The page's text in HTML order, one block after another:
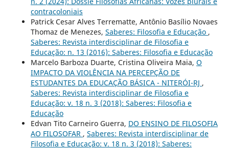
contracoloniais
Patrick Cesar Alves Terrematte, Antônio Basílio Novaes
Thomaz de Menezes, Saberes: Filosofia e Educação ,
Saberes: Revista interdisciplinar de Filosofia e
Educação: n. 13 (2016): Saberes: Filosofia e Educação
Marcelo Barboza Duarte, Cristina Oliveira Maia, O
IMPACTO DA VIOLÊNCIA NA PERCEPÇÃO DE
ESTUDANTES DA EDUCAÇÃO BÁSICA - NITERÓI-RJ ,
Saberes: Revista interdisciplinar de Filosofia e
Educação: v. 18 n. 3 (2018): Saberes: Filosofia e
Educação
Edvan Tito Carneiro Guerra, DO ENSINO DE FILOSOFIA
AO FILOSOFAR , Saberes: Revista interdisciplinar de
Filosofia e Educação: v. 18 n. 3 (2018): Saberes: